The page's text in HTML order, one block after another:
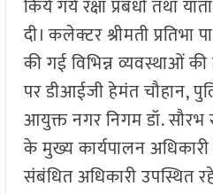
किये गये रक्षा प्रबंधों तथा
दी। कलेक्टर श्रीमती
की गई विभिन्न व्यवस्थाओं
पर डीआईजी हेमंत चौहान,
आयुक्त नगर निगम डॉ.
के मुख्य कार्यपालन
संबंधित अधिकारी उपस्थित